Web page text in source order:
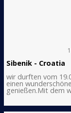
Sibenik - Croatia
wir durften vom
einen
genießen.Mit dem